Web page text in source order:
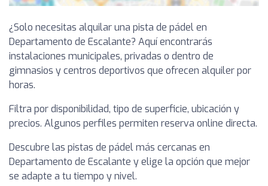
¿Solo necesitas alquilar una pista de pádel en
Departamento de Escalante? Aquí encontrarás
instalaciones municipales, privadas o dentro de
gimnasios y centros deportivos que ofrecen alquiler por
horas.
Filtra por disponibilidad, tipo de superficie, ubicación y
precios. Algunos perfiles permiten reserva online directa.
Descubre las pistas de pádel más cercanas en
Departamento de Escalante y elige la opción que mejor
se adapte a tu tiempo y nivel.